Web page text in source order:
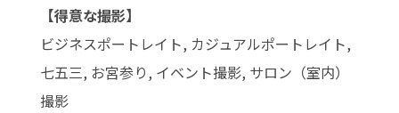
【得意な撮影】
ビジネスポートレイト, カジュアルポートレイト,
七五三, お宮参り, イベント撮影, サロン（室内）
撮影